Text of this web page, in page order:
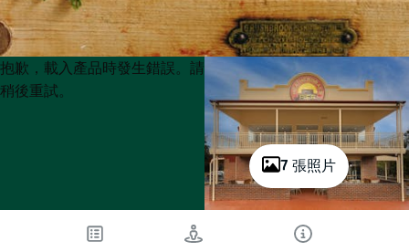
7 張照片
Product
List
Product
List
抱歉，載入產品時發生錯誤。請
稍後重試。